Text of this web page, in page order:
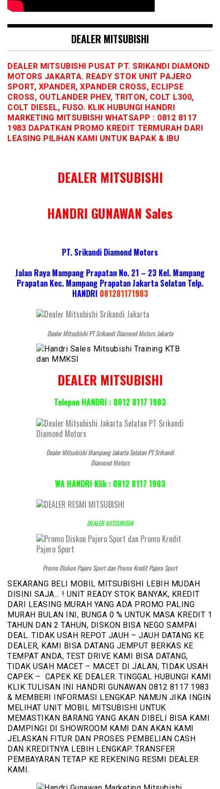
DEALER MITSUBISHI
DEALER MITSUBISHI PUSAT PT. SRIKANDI DIAMOND
MOTORS JAKARTA. READY STOK UNIT PAJERO
SPORT, XPANDER, XPANDER CROSS, ECLIPSE
CROSS, OUTLANDER PHEV, TRITON, COLT L300,
COLT DIESEL, FUSO. KLIK HUBUNGI HANDRI
MARKETING MITSUBISHI WHATSAPP : 0812 8117
1983 DAPATKAN PROMO KREDIT TERMURAH DARI
LEASING PILIHAN KAMI UNTUK BAPAK & IBU
DEALER MITSUBISHI
HANDRI GUNAWAN Sales
PT. Srikandi Diamond Motors
Jalan Raya Mampang Prapatan No. 21 – 23 Kel. Mampang
Prapatan Kec. Mampang Prapatan Jakarta Selatan Telp.
HANDRI 081281171983
Dealer Mitsubishi PT Srikandi Diamond Motors Jakarta
DEALER MITSUBISHI
Telepon HANDRI : 0812 8117 1983
Dealer Mitsubishi Mampang Jakarta Selatan PT Srikandi
Diamond Motors
WA HANDRI Klik : 0812 8117 1983
DEALER MITSUBISHI
Promo Diskon Pajero Sport dan Promo Kredit Pajero Sport
SEKARANG BELI MOBIL MITSUBISHI LEBIH MUDAH
DISINI SAJA… ! UNIT READY STOK BANYAK, KREDIT
DARI LEASING MURAH YANG ADA PROMO PALING
MURAH BULAN INI, BUNGA 0 % UNTUK MASA KREDIT 1
TAHUN DAN 2 TAHUN, DISKON BISA NEGO SAMPAI
DEAL. TIDAK USAH REPOT JAUH – JAUH DATANG KE
DEALER, KAMI BISA DATANG JEMPUT BERKAS KE
TEMPAT ANDA, TEST DRIVE KAMI BISA DATANG,
TIDAK USAH MACET – MACET DI JALAN, TIDAK USAH
CAPEK – CAPEK KE DEALER. TINGGAL HUBUNGI KAMI
KLIK TULISAN INI HANDRI GUNAWAN 0812 8117 1983
& MEMBERI INFORMASI LENGKAP. NAMUN JIKA INGIN
MELIHAT UNIT MOBIL MITSUBISHI UNTUK
MEMASTIKAN BARANG YANG AKAN DIBELI BISA KAMI
DAMPINGI DI SHOWROOM KAMI DAN AKAN KAMI
JELASKAN FITUR DAN PROSES PEMBELIAN CASH
DAN KREDITNYA LEBIH LENGKAP. TRANSFER
PEMBAYARAN TETAP KE REKENING RESMI DEALER
KAMI.